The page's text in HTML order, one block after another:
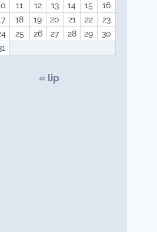
11 12 13 14 15
16
18 19 20 21 22
23
25 26 27 28 29
30
« lip